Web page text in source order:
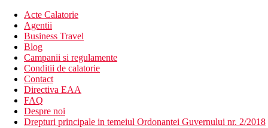
Acte Calatorie
Agentii
Business Travel
Blog
Campanii si regulamente
Conditii de calatorie
Contact
Directiva EAA
FAQ
Despre noi
Drepturi principale in temeiul Ordonantei Guvernului nr. 2/2018